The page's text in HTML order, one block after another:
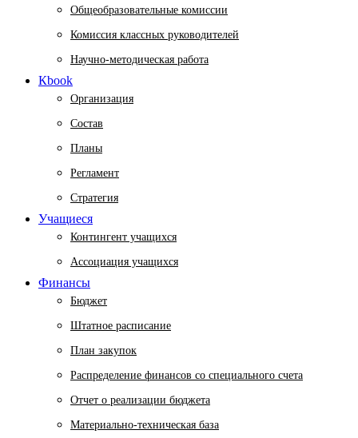
Общеобразовательные комиссии
Комиссия классных руководителей
Научно-методическая работа
Кbook
Организация
Состав
Планы
Регламент
Стратегия
Учащиеся
Контингент учащихся
Ассоциация учащихся
Финансы
Бюджет
Штатное расписание
План закупок
Распределение финансов со специального счета
Отчет о реализации бюджета
Материально-техническая база